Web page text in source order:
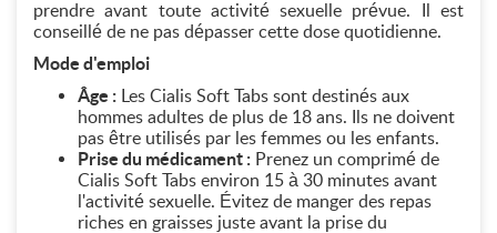
prendre avant toute activité sexuelle prévue. Il est
conseillé de ne pas dépasser cette dose quotidienne.
Mode d'emploi
Âge : Les Cialis Soft Tabs sont destinés aux
hommes adultes de plus de 18 ans. Ils ne doivent
pas être utilisés par les femmes ou les enfants.
Prise du médicament : Prenez un comprimé de
Cialis Soft Tabs environ 15 à 30 minutes avant
l'activité sexuelle. Évitez de manger des repas
riches en graisses juste avant la prise du